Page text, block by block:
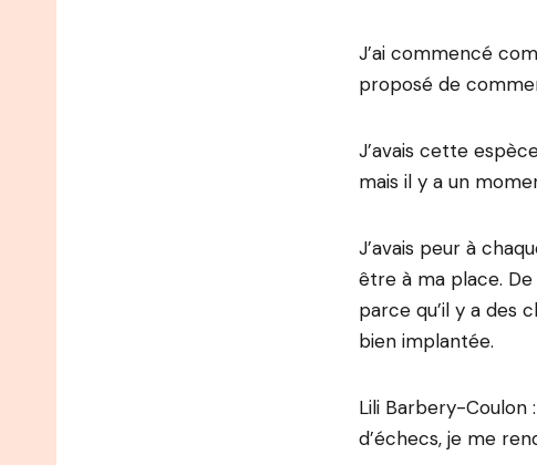
J’ai commencé
proposé de
J’avais cette
mais il y a un
J’avais peur à
être à ma place.
parce qu’il y a des
bien implantée.
Lili Barbery-Coulon
d’échecs, je me